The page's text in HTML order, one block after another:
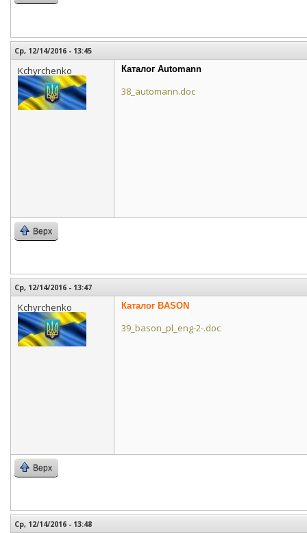
Ср, 12/14/2016 - 13:45
Kchyrchenko Каталог Automann
38_automann.doc
Верх
Ср, 12/14/2016 - 13:47
Kchyrchenko Каталог BASON
39_bason_pl_eng-2-.doc
Верх
Ср, 12/14/2016 - 13:48